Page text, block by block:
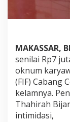
MAKASSAR,
senilai Rp7
oknum
(FIF) Cabang
kelamnya.
Thahirah
intimidasi,